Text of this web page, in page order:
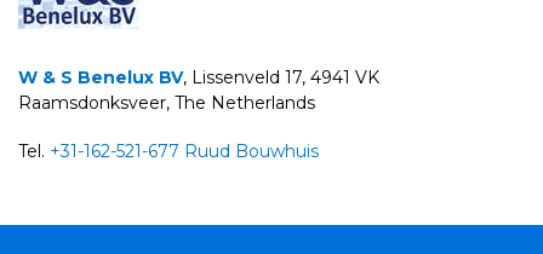
W & S Benelux BV, Lissenveld 17, 4941 VK
Raamsdonksveer, The Netherlands
Tel. +31-162-521-677 Ruud Bouwhuis